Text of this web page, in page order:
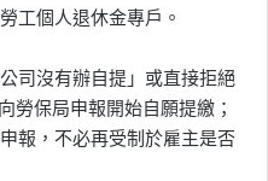
工個人退休金專戶。
司沒有辦自提」或直接拒絕
勞保局申報開始自願提繳；
報，不必再受制於雇主是否